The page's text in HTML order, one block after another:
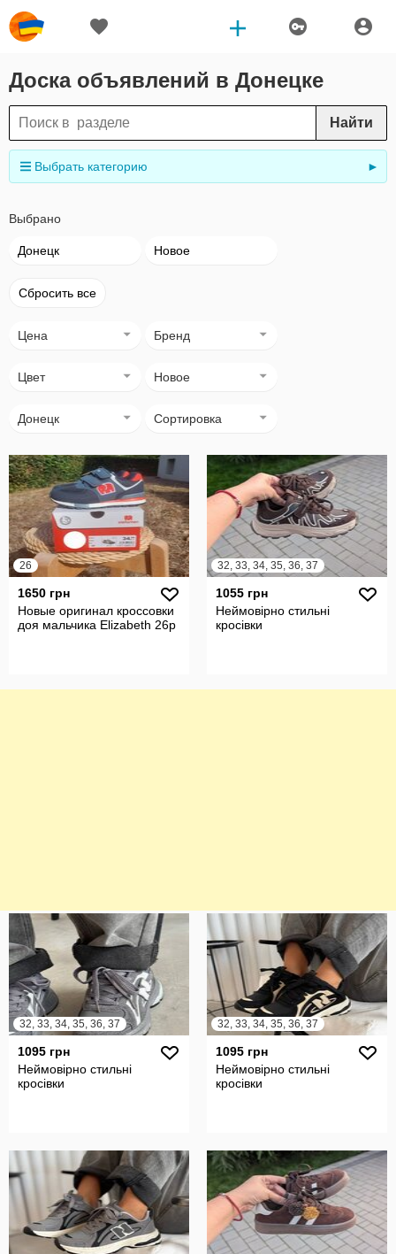
Доска объявлений в Донецке
Найти
Выбрать категорию ►
Выбрано
Донецк Новое
Сбросить все
Цена Бренд
Цвет Новое
Донецк Сортировка
26
1650 грн
Новые оригинал кроссовки
доя мальчика Elizabeth 26p
32, 33, 34, 35, 36, 37
1055 грн
Неймовірно стильні
кросівки
32, 33, 34, 35, 36, 37
1095 грн
Неймовірно стильні
кросівки
32, 33, 34, 35, 36, 37
1095 грн
Неймовірно стильні
кросівки